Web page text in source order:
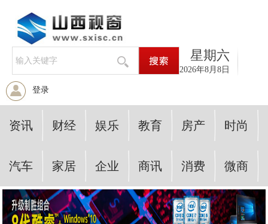
星期六
2026年8月8日
登录
资讯 财经 娱乐 教育 房产 时尚
汽车 家居 企业 商讯 消费 微商